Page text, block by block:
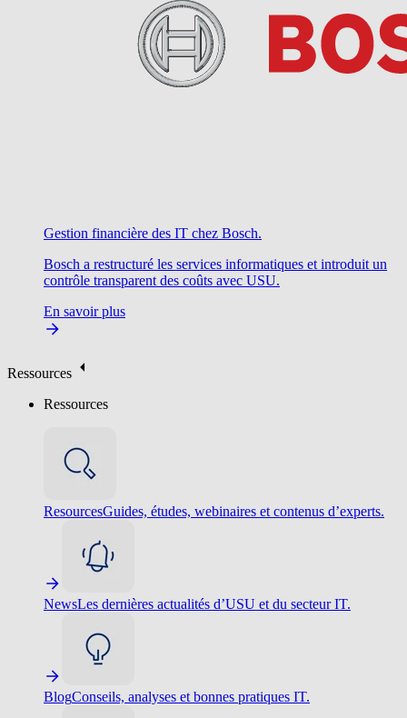
Gestion financière des IT chez Bosch.
Bosch a restructuré les services informatiques et introduit un
contrôle transparent des coûts avec USU.
En savoir plus
Ressources
Ressources
ResourcesGuides, études, webinaires et contenus d’experts.
NewsLes dernières actualités d’USU et du secteur IT.
BlogConseils, analyses et bonnes pratiques IT.